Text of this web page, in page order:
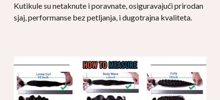
Kutikule su netaknute i poravnate, osiguravajući prirodan
sjaj, performanse bez petljanja, i dugotrajna kvaliteta.